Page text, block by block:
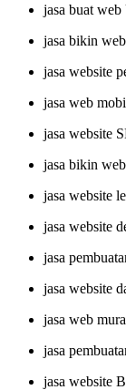
jasa buat
jasa bikin
jasa website
jasa web
jasa website
jasa bikin
jasa website
jasa website
jasa
jasa website
jasa web
jasa
jasa website